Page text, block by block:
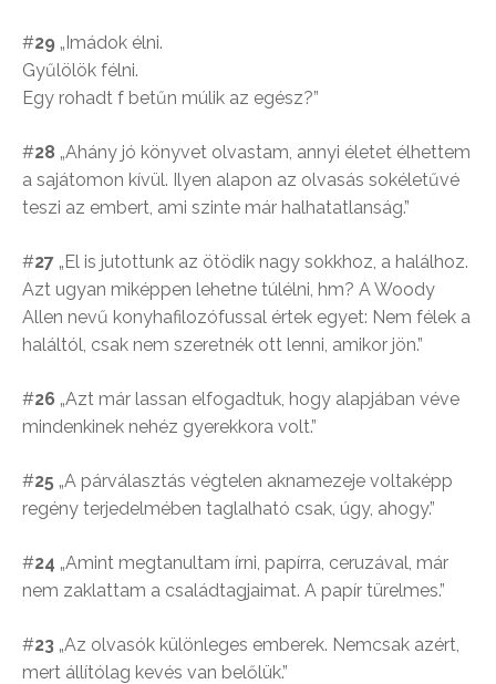
#29 „Imádok élni.
Gyűlölök félni.
Egy rohadt f betűn múlik az egész?”
#28 „Ahány jó könyvet olvastam, annyi életet élhettem
a sajátomon kívül. Ilyen alapon az olvasás sokéletűvé
teszi az embert, ami szinte már halhatatlanság.”
#27 „El is jutottunk az ötödik nagy sokkhoz, a halálhoz.
Azt ugyan miképpen lehetne túlélni, hm? A Woody
Allen nevű konyhafilozófussal értek egyet: Nem félek a
haláltól, csak nem szeretnék ott lenni, amikor jön.”
#26 „Azt már lassan elfogadtuk, hogy alapjában véve
mindenkinek nehéz gyerekkora volt.”
#25 „A párválasztás végtelen aknamezeje voltaképp
regény terjedelmében taglalható csak, úgy, ahogy.”
#24 „Amint megtanultam írni, papírra, ceruzával, már
nem zaklattam a családtagjaimat. A papír türelmes.”
#23 „Az olvasók különleges emberek. Nemcsak azért,
mert állítólag kevés van belőlük.”